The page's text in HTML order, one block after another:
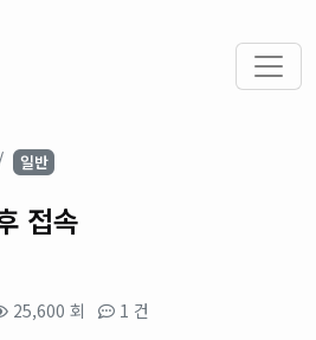
일반
접속
25,600 회 1 건